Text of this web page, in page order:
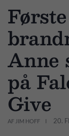
Anne
på
Give
AF JIM HOFF 20.